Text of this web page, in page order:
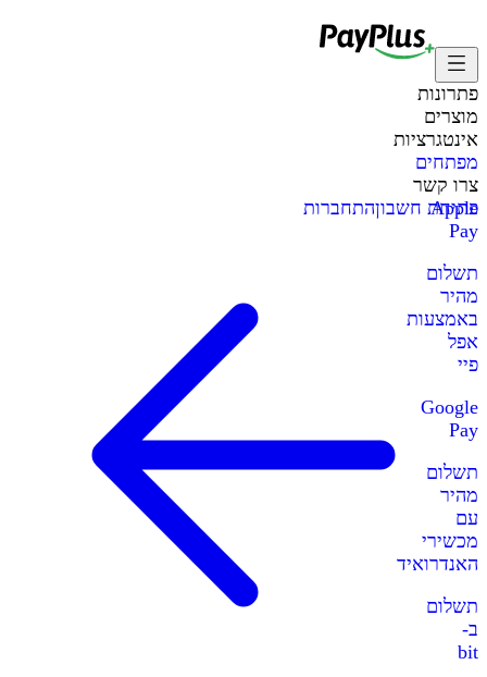
פתרונות
מוצרים
אינטגרציות
מפתחים
צרו קשר
Apple
Pay
תשלום
מהיר
באמצעות
אפל
פיי
Google
Pay
תשלום
מהיר
עם
מכשירי
האנדרואיד
תשלום
ב-
bit
פתיחת חשבוןהתחברות